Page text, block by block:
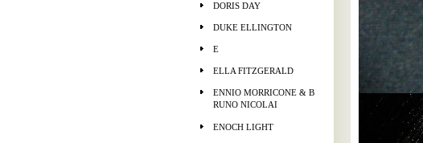
DORIS DAY
DUKE ELLINGTON
E
ELLA FITZGERALD
ENNIO MORRICONE & B
RUNO NICOLAI
ENOCH LIGHT